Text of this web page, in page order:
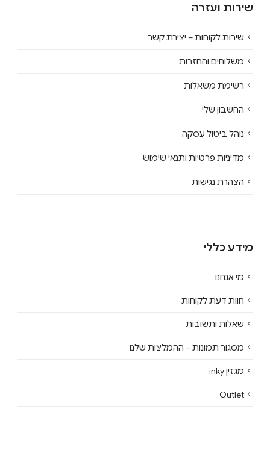
שירות ועזרה
שירות לקוחות – יצירת קשר
משלוחים והחזרות
רשימת משאלות
החשבון שלי
נוהל ביטול עסקה
מדיניות פרטיות ותנאי שימוש
הצהרת נגישות
מידע כללי
מי אנחנו
חוות דעת לקוחות
שאלות ותשובות
מסגור תמונות – ההמלצות שלנו
מגזין inky
Outlet